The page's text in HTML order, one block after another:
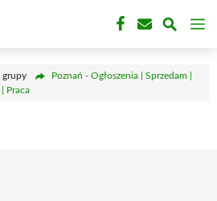
grupy
Poznań - Ogłoszenia | Sprzedam |
Praca